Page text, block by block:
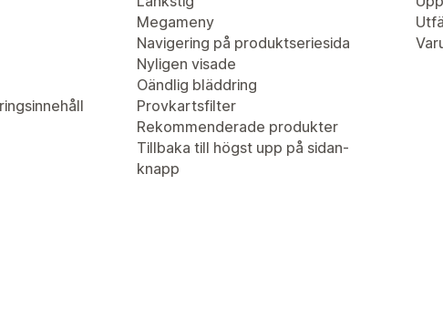
Megameny
Navigering på produktseriesida
Nyligen visade
Oändlig bläddring
Provkartsfilter
Rekommenderade produkter
Tillbaka till högst upp på sidan-
knapp